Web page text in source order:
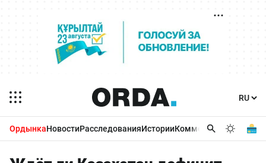
ОрдынкаНовостиРасследованияИсторииКомментарииБизнес